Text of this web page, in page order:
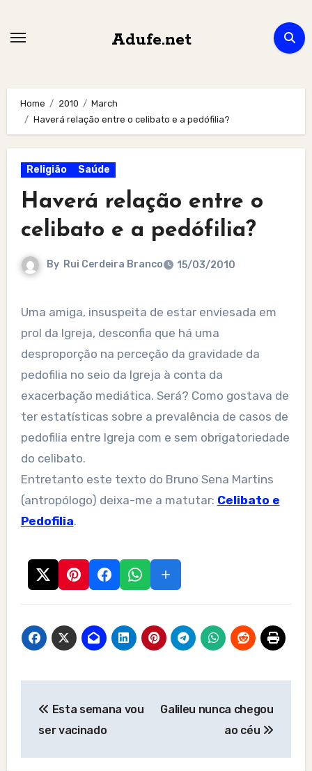
Adufe.net
Home 2010
March
Haverá relação entre o celibato e a pedófilia?
Religião Saúde
Haverá relação entre o
celibato e a pedófilia?
By Rui Cerdeira Branco 15/03/2010
Uma amiga, insuspeita de estar enviesada em
prol da Igreja, desconfia que há uma
desproporção na perceção da gravidade da
pedofilia no seio da Igreja à conta da
exacerbação mediática. Será? Como gostava de
ter estatísticas sobre a prevalência de casos de
pedofilia entre Igreja com e sem obrigatoriedade
do celibato.
Entretanto este texto do Bruno Sena Martins
(antropólogo) deixa-me a matutar: Celibato e
Pedofilia.
navigation
Esta semana vou
ser vacinado
Galileu nunca chegou
ao céu